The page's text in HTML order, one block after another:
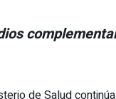
de Salud